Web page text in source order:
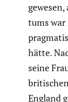
tums war
hätte.
seine
England